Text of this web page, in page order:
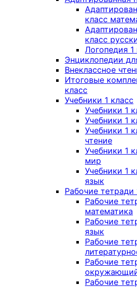
класс
класс
Логопедия 1
Энциклопедии
Внеклассное
Итоговые
класс
Учебники 1 класс
Учебники 1
Учебники 1
Учебники 1
чтение
Учебники 1
мир
Учебники 1
язык
Рабочие тетради
Рабочие
математика
Рабочие
язык
Рабочие
Рабочие
Рабочие